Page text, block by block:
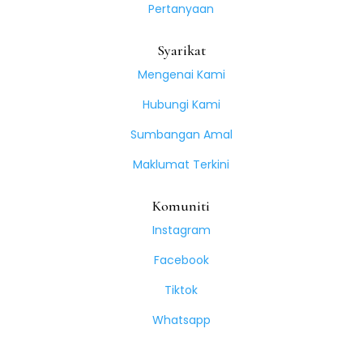
Pertanyaan
Syarikat
Mengenai Kami
Hubungi Kami
Sumbangan Amal
Maklumat Terkini
Komuniti
Instagram
Facebook
Tiktok
Whatsapp